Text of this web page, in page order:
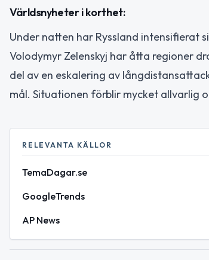
Världsnyheter i korthet:
Under natten har Ryssland intensifierat
Volodymyr Zelenskyj har åtta regioner
del av en eskalering av
mål. Situationen förblir mycket allvarlig
RELEVANTA KÄLLOR
TemaDagar.se
GoogleTrends
AP News